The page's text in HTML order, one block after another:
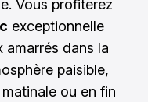
Vous profiterez
exceptionnelle
amarrés dans la
paisible,
ou en fin